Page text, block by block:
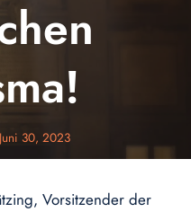
Juni 30, 2023
Vorsitzender der